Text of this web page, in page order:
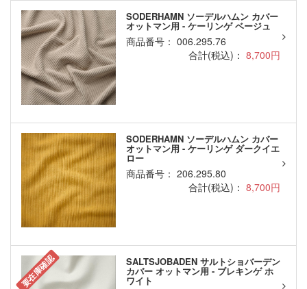
SODERHAMN ソーデルハムン カバー
オットマン用 - ケーリンゲ ベージュ
商品番号： 006.295.76
合計(税込)： 8,700円
SODERHAMN ソーデルハムン カバー
オットマン用 - ケーリンゲ ダークイエ
ロー
商品番号： 206.295.80
合計(税込)： 8,700円
要在庫確認 SALTSJOBADEN サルトショバーデン
カバー オットマン用 - ブレキンゲ ホ
ワイト